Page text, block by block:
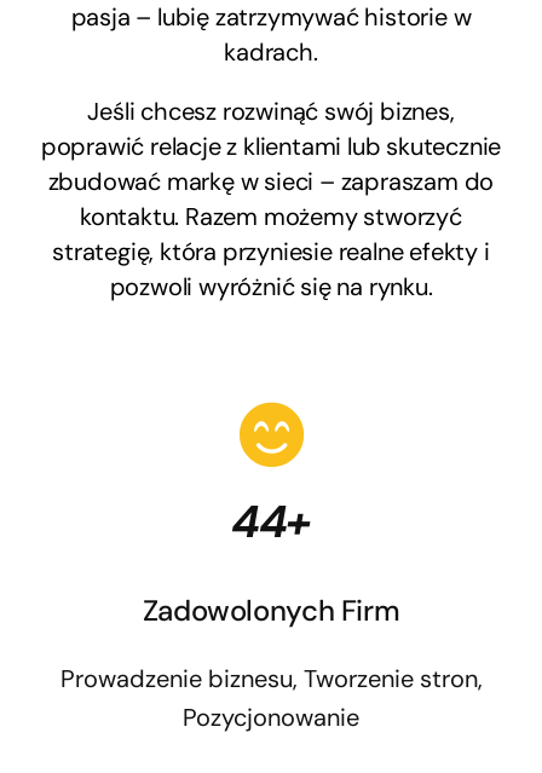
pasja – lubię zatrzymywać historie w
kadrach.
Jeśli chcesz rozwinąć swój biznes,
poprawić relacje z klientami lub skutecznie
zbudować markę w sieci – zapraszam do
kontaktu. Razem możemy stworzyć
strategię, która przyniesie realne efekty i
pozwoli wyróżnić się na rynku.
44+
Zadowolonych Firm
Prowadzenie biznesu, Tworzenie stron,
Pozycjonowanie